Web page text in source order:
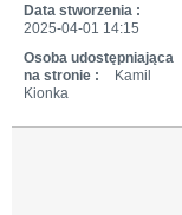
Data stworzenia :
2025-04-01 14:15
Osoba udostępniająca
na stronie :
Kamil
Kionka